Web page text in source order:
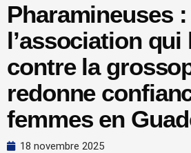
Pharamineuses :
l’association qui
contre la
redonne
femmes en
18 novembre 2025